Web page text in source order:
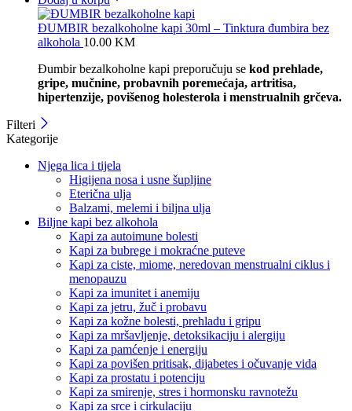
ĐUMBIR bezalkoholne kapi 30ml – Tinktura đumbira bez
alkohola 10.00 KM
Đumbir bezalkoholne kapi preporučuju se kod prehlade,
gripe, mučnine, probavnih poremećaja, artritisa,
hipertenzije, povišenog holesterola i menstrualnih grčeva.
Filteri
Kategorije
Njega lica i tijela
Higijena nosa i usne šupljine
Eterična ulja
Balzami, melemi i biljna ulja
Biljne kapi bez alkohola
Kapi za autoimune bolesti
Kapi za bubrege i mokraćne puteve
Kapi za ciste, miome, neredovan menstrualni ciklus i
menopauzu
Kapi za imunitet i anemiju
Kapi za jetru, žuč i probavu
Kapi za kožne bolesti, prehladu i gripu
Kapi za mršavljenje, detoksikaciju i alergiju
Kapi za pamćenje i energiju
Kapi za povišen pritisak, dijabetes i očuvanje vida
Kapi za prostatu i potenciju
Kapi za smirenje, stres i hormonsku ravnotežu
Kapi za srce i cirkulaciju